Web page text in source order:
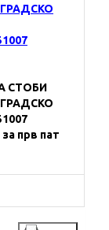
СТОБИ
прв пат